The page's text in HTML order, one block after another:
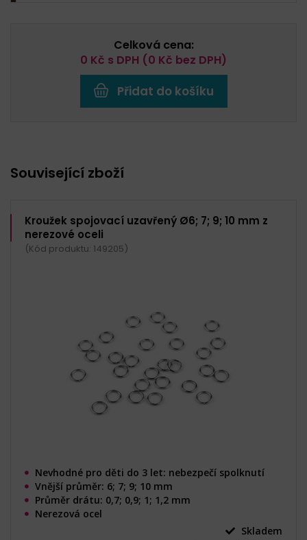
Celková cena:
0 Kč s DPH (0 Kč bez DPH)
Přidat do košíku
Související zboží
Kroužek spojovací uzavřený Ø6; 7; 9; 10 mm z
nerezové oceli
(Kód produktu: 149205)
Nevhodné pro děti do 3 let: nebezpečí spolknutí
Vnější průměr: 6; 7; 9; 10 mm
Průměr drátu: 0,7; 0,9; 1; 1,2 mm
Nerezová ocel
Skladem